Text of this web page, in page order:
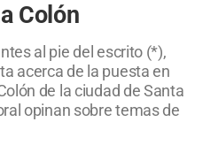
Colón
al pie del escrito (*),
acerca de la puesta en
de la ciudad de Santa
opinan sobre temas de